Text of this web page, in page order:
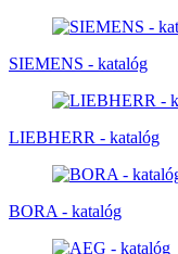
SIEMENS - katalóg
LIEBHERR - katalóg
BORA - katalóg